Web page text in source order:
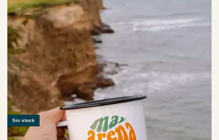
Sin stock